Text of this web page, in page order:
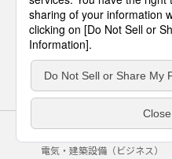
サイトのご利用にあたって
電気・建築設備（ビジネス）